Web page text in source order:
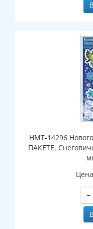
НМТ-14296
ПАКЕТЕ.
−